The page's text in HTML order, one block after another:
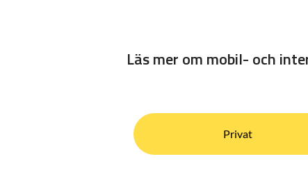
Läs mer om mobil- och
Privat